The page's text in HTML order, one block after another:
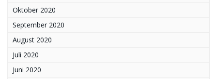
Oktober 2020
September 2020
August 2020
Juli 2020
Juni 2020